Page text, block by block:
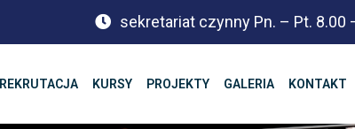
sekretariat czynny Pn. – Pt. 8.00
REKRUTACJA KURSY PROJEKTY GALERIA KONTAKT